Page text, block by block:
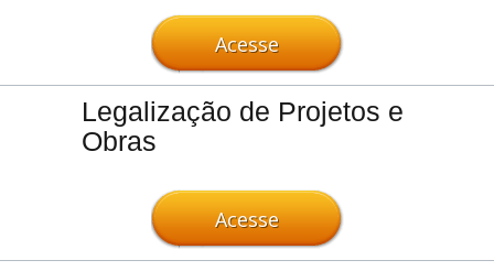
Acesse
Legalização de Projetos e
Obras
Acesse